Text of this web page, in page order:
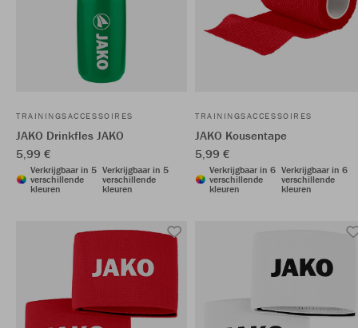
TRAININGSACCESSOIRES
JAKO Drinkfles JAKO
5,99 €
Verkrijgbaar in 5
verschillende
kleuren
Verkrijgbaar in 5
verschillende
kleuren
TRAININGSACCESSOIRES
JAKO Kousentape
5,99 €
Verkrijgbaar in 6
verschillende
kleuren
Verkrijgbaar in 6
verschillende
kleuren